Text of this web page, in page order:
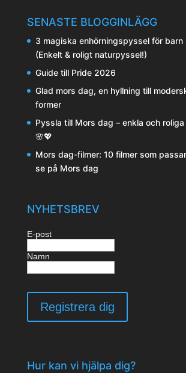
SENASTE BLOGGINLÄGG
3 magiska enhörningspyssel för barn
(Enkelt & roligt naturpyssel!)
Guide till Pride 2026
Glad mors dag, en hyllning till
former
Pyssla till Mors dag – enkla och
🌸💖
Mors dag-filmer: 10 filmer som
se på Mors dag
NYHETSBREV
E-post
Namn
Hur kan vi hjälpa dig?